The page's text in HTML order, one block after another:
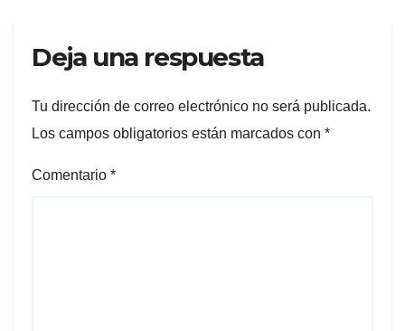
Deja una respuesta
Tu dirección de correo electrónico no será publicada.
Los campos obligatorios están marcados con *
Comentario *